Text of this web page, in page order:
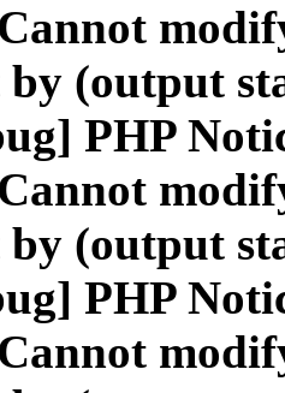
Cannot
by (output
PHP
Cannot
by (output
PHP
Cannot